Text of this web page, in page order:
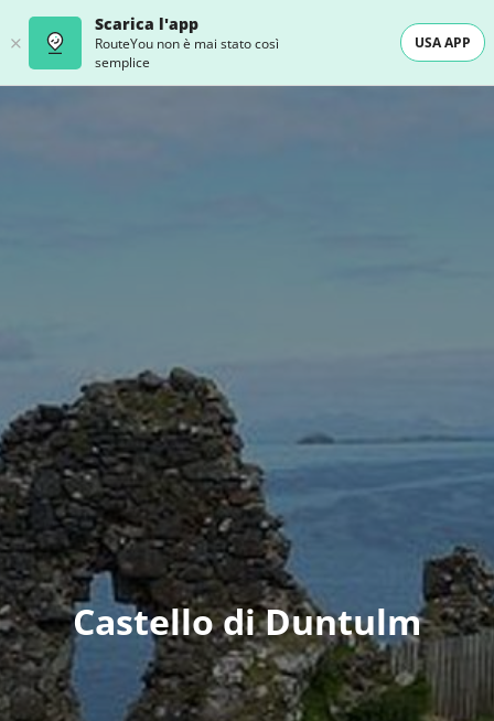
Scarica l'app
RouteYou non è mai stato così
semplice
USA APP
Castello di Duntulm